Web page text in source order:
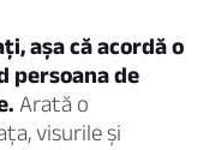
așa că acordă o
persoana de
Arată o
visurile și